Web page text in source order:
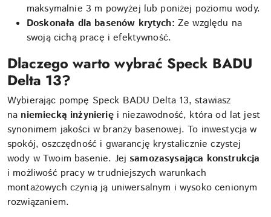
maksymalnie 3 m powyżej lub poniżej poziomu wody.
Doskonała dla basenów krytych: Ze względu na
swoją cichą pracę i efektywność.
Dlaczego warto wybrać Speck BADU
Delta 13?
Wybierając pompę Speck BADU Delta 13, stawiasz
na niemiecką inżynierięi niezawodność, która od lat jest
synonimem jakości w branży basenowej. To inwestycja w
spokój, oszczędność i gwarancję krystalicznie czystej
wody w Twoim basenie. Jejsamozasysająca konstrukcja
i możliwość pracy w trudniejszych warunkach
montażowych czynią ją uniwersalnym i wysoko cenionym
rozwiązaniem.